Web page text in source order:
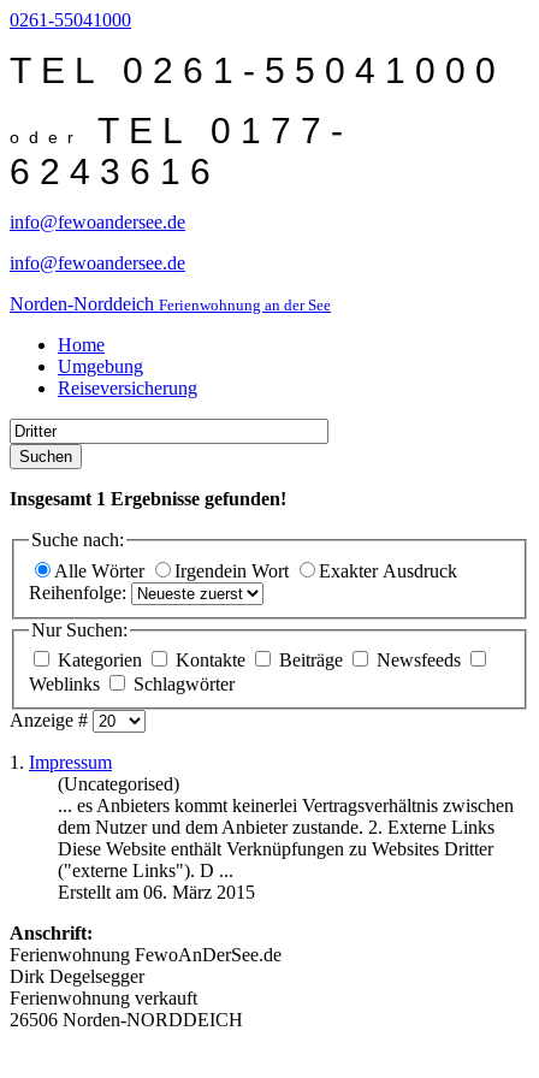
0261-55041000
TEL 0261-55041000
oder TEL 0177-
6243616
info@fewoandersee.de
info@fewoandersee.de
Norden-Norddeich Ferienwohnung an der See
Home
Umgebung
Reiseversicherung
Suchen
Insgesamt 1 Ergebnisse gefunden!
Suche nach:
Alle Wörter
Irgendein Wort
Exakter Ausdruck
Reihenfolge:
Nur Suchen:
Kategorien
Kontakte Beiträge
Newsfeeds
Weblinks
Schlagwörter
Anzeige #
1. Impressum
(Uncategorised)
... es Anbieters kommt keinerlei Vertragsverhältnis zwischen
dem Nutzer und dem Anbieter zustande. 2. Externe Links
Diese Website enthält Verknüpfungen zu Websites Dritter
("externe Links"). D ...
Erstellt am 06. März 2015
Anschrift:
Ferienwohnung FewoAnDerSee.de
Dirk Degelsegger
Ferienwohnung verkauft
26506 Norden-NORDDEICH